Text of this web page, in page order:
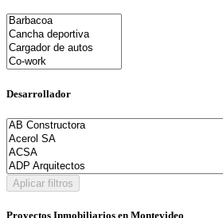
Desarrollador
Aplicar filtros
Proyectos Inmobiliarios en Montevideo